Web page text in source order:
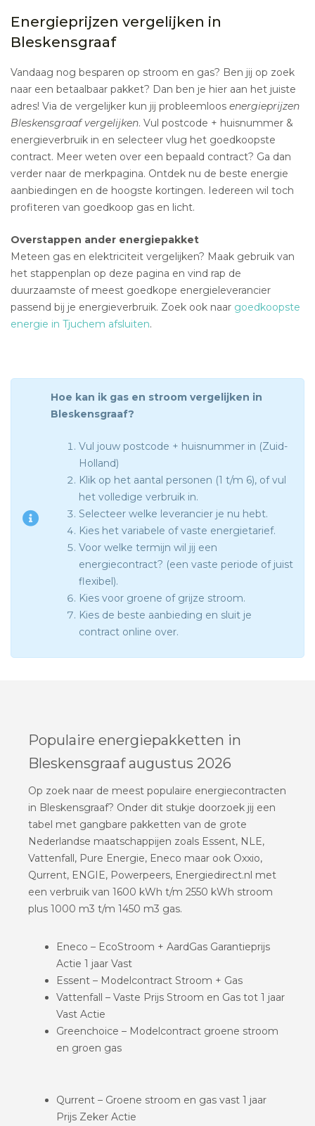
Energieprijzen vergelijken in
Bleskensgraaf
Vandaag nog besparen op stroom en gas? Ben jij op zoek
naar een betaalbaar pakket? Dan ben je hier aan het juiste
adres! Via de vergelijker kun jij probleemloos energieprijzen
Bleskensgraaf vergelijken. Vul postcode + huisnummer &
energieverbruik in en selecteer vlug het goedkoopste
contract. Meer weten over een bepaald contract? Ga dan
verder naar de merkpagina. Ontdek nu de beste energie
aanbiedingen en de hoogste kortingen. Iedereen wil toch
profiteren van goedkoop gas en licht.
Overstappen ander energiepakket
Meteen gas en elektriciteit vergelijken? Maak gebruik van
het stappenplan op deze pagina en vind rap de
duurzaamste of meest goedkope energieleverancier
passend bij je energieverbruik. Zoek ook naar goedkoopste
energie in Tjuchem afsluiten.
Hoe kan ik gas en stroom vergelijken in
Bleskensgraaf?
Vul jouw postcode + huisnummer in (Zuid-
Holland)
Klik op het aantal personen (1 t/m 6), of vul
het volledige verbruik in.
Selecteer welke leverancier je nu hebt.
Kies het variabele of vaste energietarief.
Voor welke termijn wil jij een
energiecontract? (een vaste periode of juist
flexibel).
Kies voor groene of grijze stroom.
Kies de beste aanbieding en sluit je
contract online over.
Populaire energiepakketten in
Bleskensgraaf augustus 2026
Op zoek naar de meest populaire energiecontracten
in Bleskensgraaf? Onder dit stukje doorzoek jij een
tabel met gangbare pakketten van de grote
Nederlandse maatschappijen zoals Essent, NLE,
Vattenfall, Pure Energie, Eneco maar ook Oxxio,
Qurrent, ENGIE, Powerpeers, Energiedirect.nl met
een verbruik van 1600 kWh t/m 2550 kWh stroom
plus 1000 m3 t/m 1450 m3 gas.
Eneco – EcoStroom + AardGas Garantieprijs
Actie 1 jaar Vast
Essent – Modelcontract Stroom + Gas
Vattenfall – Vaste Prijs Stroom en Gas tot 1 jaar
Vast Actie
Greenchoice – Modelcontract groene stroom
en groen gas
Qurrent – Groene stroom en gas vast 1 jaar
Prijs Zeker Actie